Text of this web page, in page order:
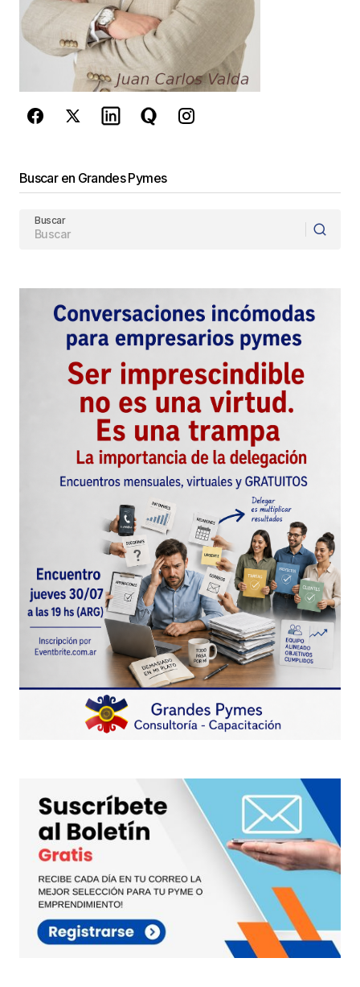
Este sitio esta protegido por
reCAPTCHA y la Política de
privacidady losTérminos del servicio
de Googlese aplican.
Buscar en Grandes Pymes
Buscar